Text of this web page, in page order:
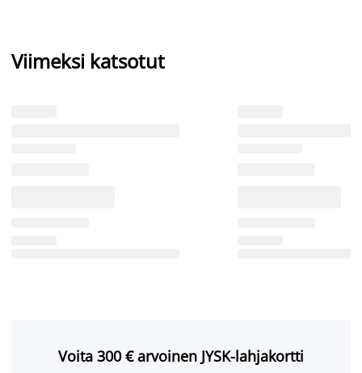
Viimeksi katsotut
Voita 300 € arvoinen JYSK-lahjakortti